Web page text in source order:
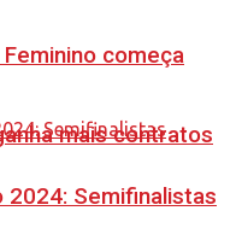
mais contratos
começa
2024: Semifinalistas